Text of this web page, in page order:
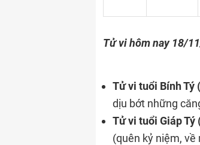
Tử vi hôm nay 18/
Tử vi tuổi Bính Tý
dịu bớt những
Tử vi tuổi Giáp Tý
(quên kỷ niệm,